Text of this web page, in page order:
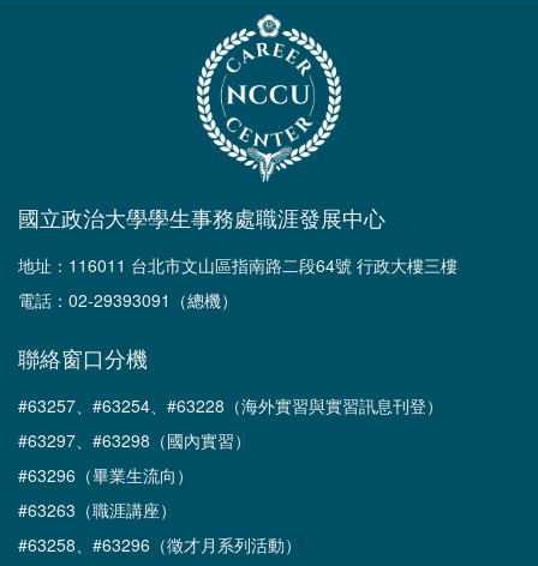
國立政治大學學生事務處職涯發展中心
地址：116011 台北市文山區指南路二段64號 行政大樓三樓
電話：02-29393091（總機）
聯絡窗口分機
#63257、#63254、#63228（海外實習與實習訊息刊登）
#63297、#63298（國內實習）
#63296（畢業生流向）
#63263（職涯講座）
#63258、#63296（徵才月系列活動）